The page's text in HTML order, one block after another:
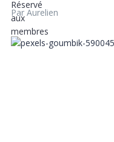
Par Aurelien